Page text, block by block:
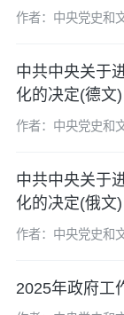
作者：中央党史和
中共中央关于
化的决定(德文)
作者：中央党史和
中共中央关于
化的决定(俄文)
作者：中央党史和
2025年政府工